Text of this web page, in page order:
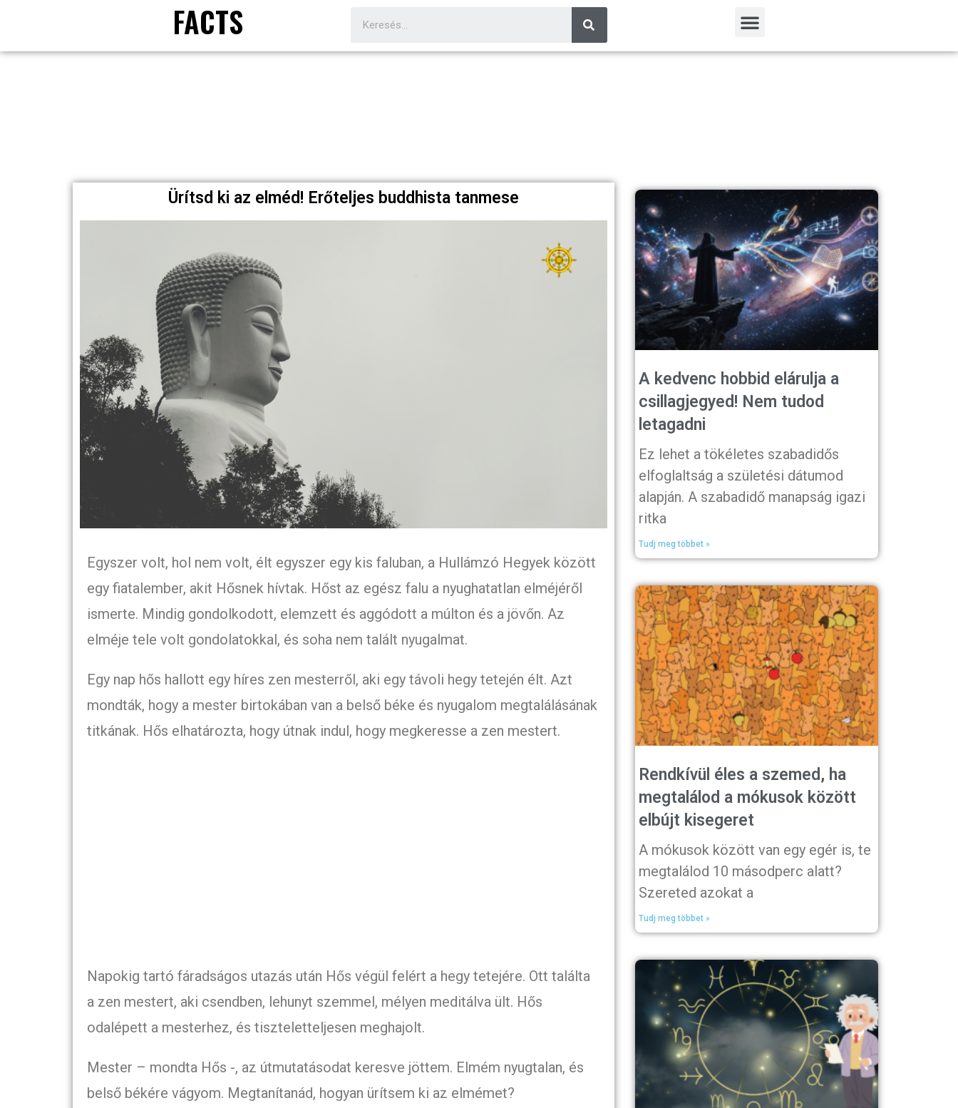
FACTS
Ürítsd ki az elméd! Erőteljes buddhista tanmese
Egyszer volt, hol nem volt, élt egyszer egy kis faluban, a Hullámzó Hegyek között
egy fiatalember, akit Hősnek hívtak. Hőst az egész falu a nyughatatlan elméjéről
ismerte. Mindig gondolkodott, elemzett és aggódott a múlton és a jövőn. Az
elméje tele volt gondolatokkal, és soha nem talált nyugalmat.
Egy nap hős hallott egy híres zen mesterről, aki egy távoli hegy tetején élt. Azt
mondták, hogy a mester birtokában van a belső béke és nyugalom megtalálásának
titkának. Hős elhatározta, hogy útnak indul, hogy megkeresse a zen mestert.
Napokig tartó fáradságos utazás után Hős végül felért a hegy tetejére. Ott találta
a zen mestert, aki csendben, lehunyt szemmel, mélyen meditálva ült. Hős
odalépett a mesterhez, és tiszteletteljesen meghajolt.
Mester – mondta Hős -, az útmutatásodat keresve jöttem. Elmém nyugtalan, és
belső békére vágyom. Megtanítanád, hogyan ürítsem ki az elmémet?
A kedvenc hobbid elárulja a
csillagjegyed! Nem tudod
letagadni
Ez lehet a tökéletes szabadidős
elfoglaltság a születési dátumod
alapján. A szabadidő manapság igazi
ritka
Tudj meg többet »
Rendkívül éles a szemed, ha
megtalálod a mókusok között
elbújt kisegeret
A mókusok között van egy egér is, te
megtalálod 10 másodperc alatt?
Szereted azokat a
Tudj meg többet »